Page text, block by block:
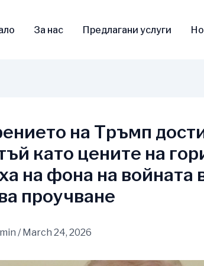
За нас Предлагани услуги
на Тръмп
като цените на
на фона на войната
проучване
/ March 24, 2026